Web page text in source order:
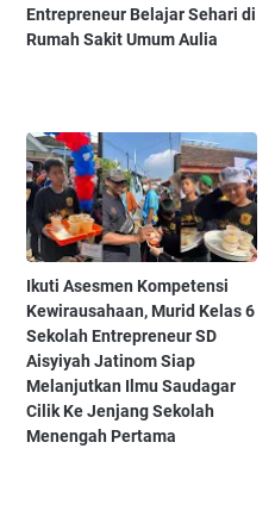
Entrepreneur Belajar Sehari di
Rumah Sakit Umum Aulia
Ikuti Asesmen Kompetensi
Kewirausahaan, Murid Kelas 6
Sekolah Entrepreneur SD
Aisyiyah Jatinom Siap
Melanjutkan Ilmu Saudagar
Cilik Ke Jenjang Sekolah
Menengah Pertama